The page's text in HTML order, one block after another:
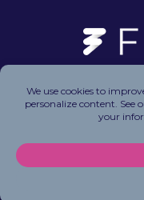
Copyright ©
Privacy